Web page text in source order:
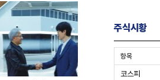
주식시황
항목
코스피